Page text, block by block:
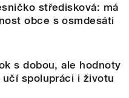
středisková: má
obce s osmdesáti
s dobou, ale hodnoty
spolupráci i životu